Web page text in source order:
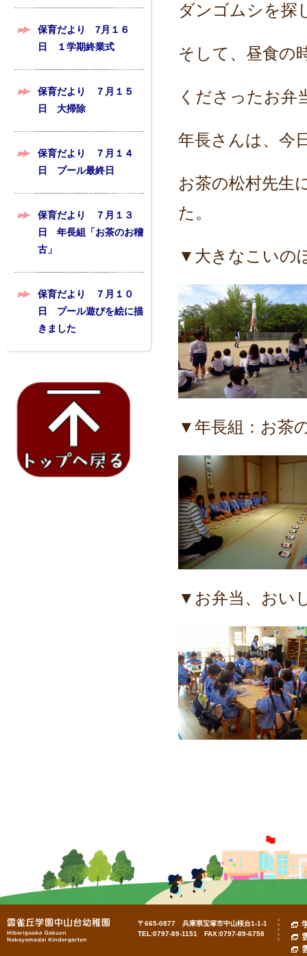
保育だより 7月１６
日 １学期終業式
保育だより ７月１５
日 大掃除
保育だより ７月１４
日 プール最終日
保育だより ７月１３
日 年長組「お茶のお稽
古」
保育だより ７月１０
日 プール遊びを絵に描
きました
ダンゴムシを探
そして、昼食の
くださったお弁
年長さんは、今
お茶の松村先生
た。
▼大きなこいの
▼年長組：お茶
▼お弁当、おい
〒665-0877 兵庫県宝塚市中山桜台1-1-1
TEL:0797-89-1151 FAX:0797-89-6758